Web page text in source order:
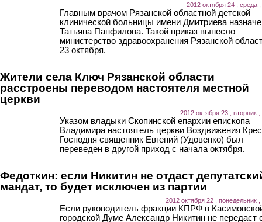
2012 октября 24 , среда ,
Главным врачом Рязанской областной детской
клинической больницы имени Дмитриева
Татьяна Панфилова. Такой приказ вынесло
министерство здравоохранения Рязанской
23 октября.
Жители села Ключ Рязанской области
расстроены переводом настоятеля местной
церкви
2012 октября 23 , вторник ,
Указом владыки Скопинской епархии епископа
Владимира настоятель церкви Воздвижения
Господня священник Евгений (Удовенко) был
переведен в другой приход с начала октября.
Федоткин: если Никитин не отдаст
мандат, то будет исключен из партии
2012 октября 22 , понедельник ,
Если руководитель фракции КПРФ в
городской Думе Александр Никитин не передаст